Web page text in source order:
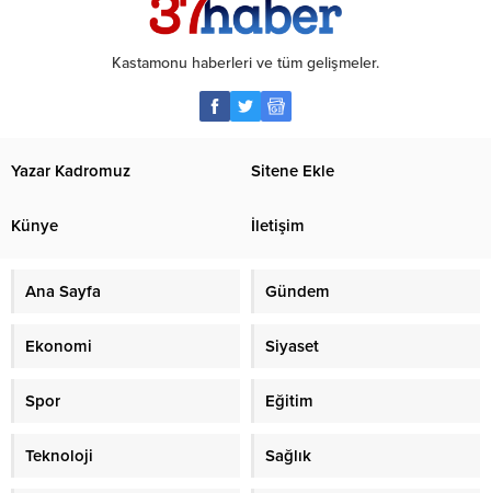
Kastamonu haberleri ve tüm gelişmeler.
Yazar Kadromuz Sitene Ekle
Künye İletişim
Ana Sayfa Gündem
Ekonomi Siyaset
Spor Eğitim
Teknoloji Sağlık